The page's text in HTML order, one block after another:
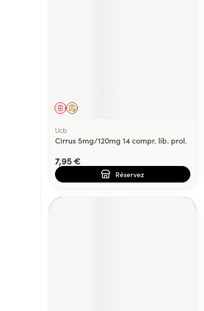
Sur prescription
Médicament
Ucb
Cirrus 5mg/120mg 14 compr. lib. prol.
7,95 €
Réservez